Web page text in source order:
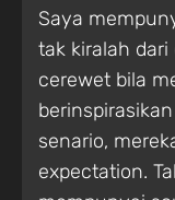
Saya
tak kiralah
cerewet bila
senario,
expectation.